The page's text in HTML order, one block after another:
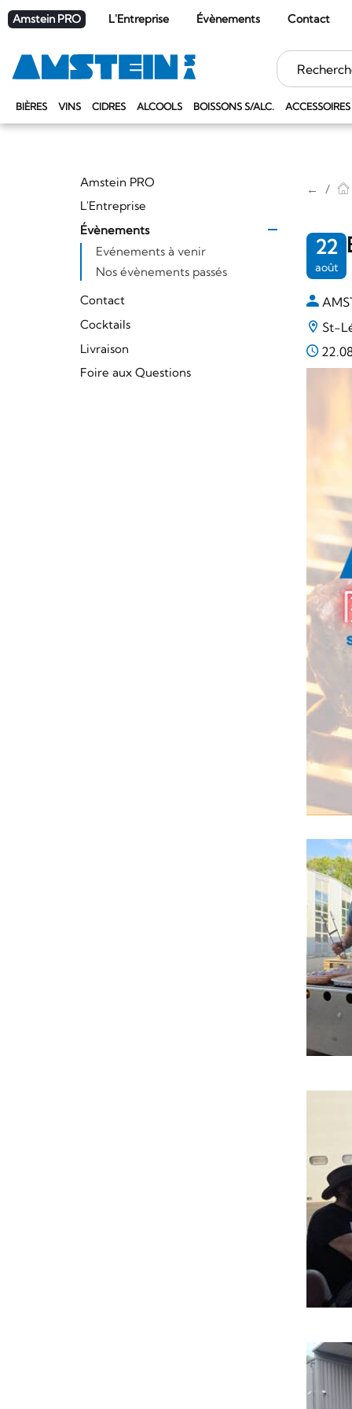
Amstein PRO L'Entreprise Évènements Contact
BIÈRES VINS CIDRES ALCOOLS BOISSONS S/ALC. ACCESSOIRES
Mots
clés
Amstein PRO
L'Entreprise
Évènements
Evénements à venir
Nos évènements passés
Contact
Cocktails
Livraison
Foire aux Questions
←
22
août
St-